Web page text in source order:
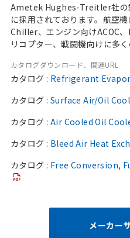
Ametek Hughes-Treitler社の
に採用されております。航空
Chiller、エンジン向けACOC
リコプター、戦闘機向けに多
カタログダウンロード、関連URL
カタログ : Refrigerant
カタログ : Surface Air/Oil
カタログ : Air Cooled Oil
カタログ : Bleed Air Heat
カタログ : Free Conversion,
メーカー